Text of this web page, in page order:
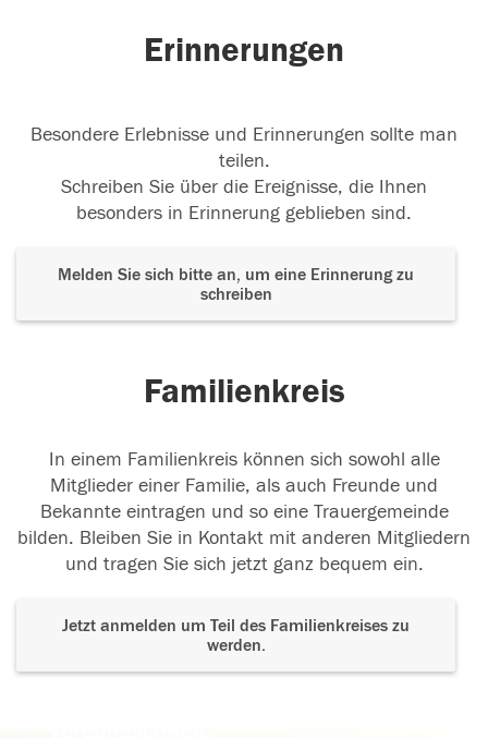
Erinnerungen
Besondere Erlebnisse und Erinnerungen sollte man
teilen.
Schreiben Sie über die Ereignisse, die Ihnen
besonders in Erinnerung geblieben sind.
Melden Sie sich bitte an, um eine Erinnerung zu
schreiben
Familienkreis
In einem Familienkreis können sich sowohl alle
Mitglieder einer Familie, als auch Freunde und
Bekannte eintragen und so eine Trauergemeinde
bilden. Bleiben Sie in Kontakt mit anderen Mitgliedern
und tragen Sie sich jetzt ganz bequem ein.
Jetzt anmelden um Teil des Familienkreises zu
werden.